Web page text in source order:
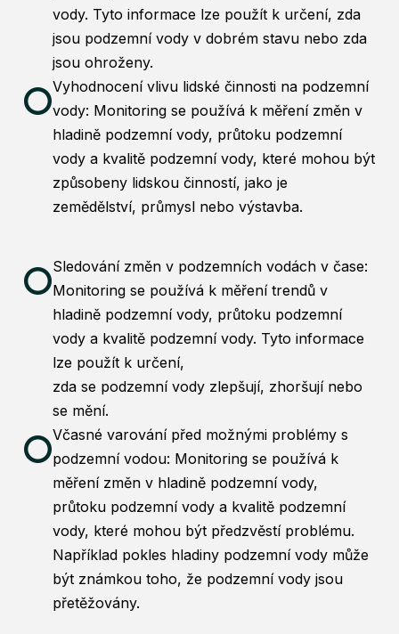
vody. Tyto informace lze použít k určení, zda
jsou podzemní vody v dobrém stavu nebo zda
jsou ohroženy.
Vyhodnocení vlivu lidské činnosti na podzemní
vody: Monitoring se používá k měření změn v
hladině podzemní vody, průtoku podzemní
vody a kvalitě podzemní vody, které mohou být
způsobeny lidskou činností, jako je
zemědělství, průmysl nebo výstavba.
Sledování změn v podzemních vodách v čase:
Monitoring se používá k měření trendů v
hladině podzemní vody, průtoku podzemní
vody a kvalitě podzemní vody. Tyto informace
lze použít k určení,
zda se podzemní vody zlepšují, zhoršují nebo
se mění.
Včasné varování před možnými problémy s
podzemní vodou: Monitoring se používá k
měření změn v hladině podzemní vody,
průtoku podzemní vody a kvalitě podzemní
vody, které mohou být předzvěstí problému.
Například pokles hladiny podzemní vody může
být známkou toho, že podzemní vody jsou
přetěžovány.